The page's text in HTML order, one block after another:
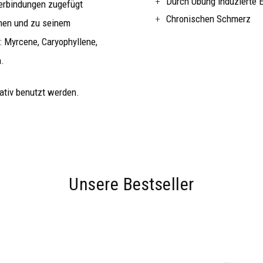
zugefügt
und zu seinem
Caryophyllene,
benutzt werden.
Chronischen Schmerz
Unsere Bestseller